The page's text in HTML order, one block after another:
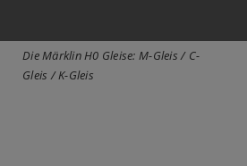
Die Märklin H0 Gleise: M-Gleis / C-
Gleis / K-Gleis